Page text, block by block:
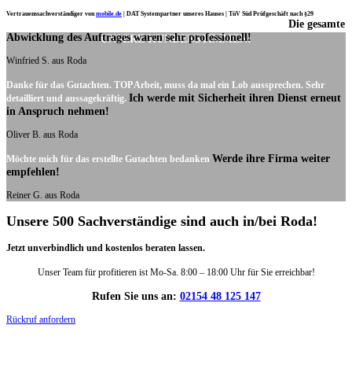
Vertrauenssachverständiger vonmobile.de DAT Systempartner unseres Hauses | TüV Süd Prüfgeschäft nach §29
UNSERE KUNDENSTIMMEN:
Die gesamte
Abwicklung des Auftrages waren sehr professionell!
Winfried S. aus Roda
Danke für das Gutachten. TOP Arbeit, muss da mal ein Lob aussprechen. Sehr
detailliert und aussagekräftig. Ich werde mit Sicherheit ihren Dienst erneut
in Anspruch nehmen!
Oliver B. aus Roda
Möchte mich für das erstellte Gutachten bedanken Werde ihre Firma weiter
empfehlen!
Reiner G. aus Roda
Unsere 500 Sachverständige sind auch in/bei Roda!
Jetzt unverbindlich und kostenlos beraten lassen.
Unser Team für profitieren ist Mo-Sa. 8:00 – 18:00 Uhr für Sie erreichbar!
Rufen Sie uns an: 02154 48 125 147
Rückruf anfordern